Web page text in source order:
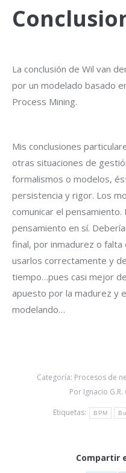
La conclusión de Wil van
por un modelado basado
Process Mining.
Mis conclusiones
otras situaciones de
formalismos o modelos,
persistencia y rigor. Los
comunicar el
pensamiento en sí.
final, por inmadurez o
usarlos correctamente y
tiempo…pues casi mejor
apuesto por la madurez y
modelando…
Categoría: Procesos de
Por Ignacio G.R.
Etiquetas:
BPM
Compartir